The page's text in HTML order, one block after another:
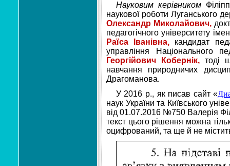
Науковим керівником
наукової роботи Луганського
Олександр Миколайович,
педагогічного університету
Раїса Іванівна, кандидат
управління Національного
Георгійович Кобернік, тоді
навчання природничих
Драгоманова.
У 2016 р., як писав сайт «
наук України та Київського
від 01.07.2016 №750 Валерія
текст цього рішення можна
оцифрований, та ще й не